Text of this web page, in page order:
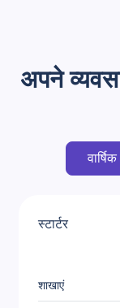
अपने
वार्षिक
स्टार्टर
शाखाएं